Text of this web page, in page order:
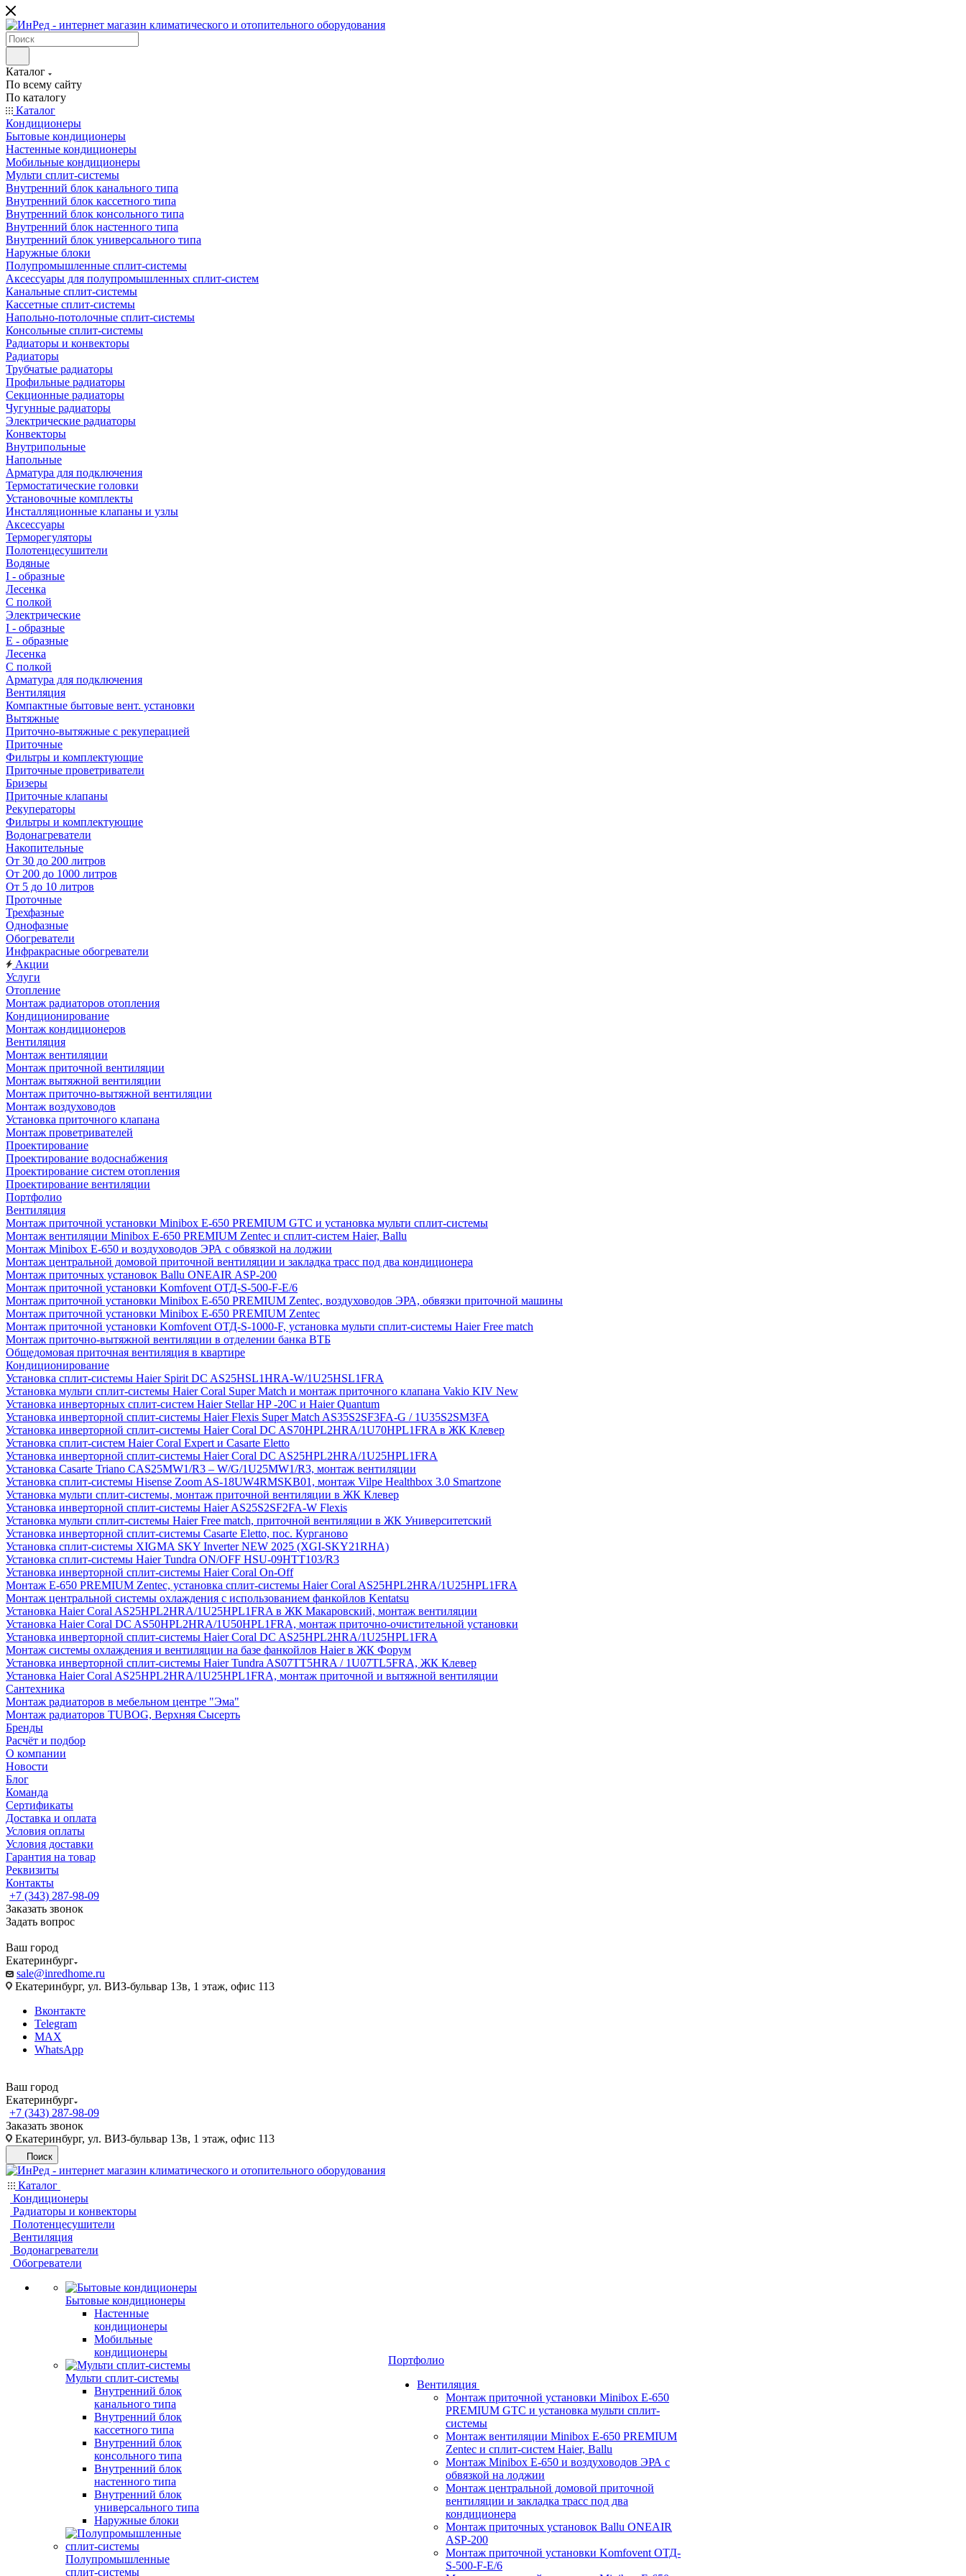
Каталог
По всему сайту
По каталогу
Каталог
Кондиционеры
Бытовые кондиционеры
Настенные кондиционеры
Мобильные кондиционеры
Мульти сплит-системы
Внутренний блок канального типа
Внутренний блок кассетного типа
Внутренний блок консольного типа
Внутренний блок настенного типа
Внутренний блок универсального типа
Наружные блоки
Полупромышленные сплит-системы
Аксессуары для полупромышленных сплит-систем
Канальные сплит-системы
Кассетные сплит-системы
Напольно-потолочные сплит-системы
Консольные сплит-системы
Радиаторы и конвекторы
Радиаторы
Трубчатые радиаторы
Профильные радиаторы
Секционные радиаторы
Чугунные радиаторы
Электрические радиаторы
Конвекторы
Внутрипольные
Напольные
Арматура для подключения
Термостатические головки
Установочные комплекты
Инсталляционные клапаны и узлы
Аксессуары
Терморегуляторы
Полотенцесушители
Водяные
I - образные
Лесенка
С полкой
Электрические
I - образные
E - образные
Лесенка
С полкой
Арматура для подключения
Вентиляция
Компактные бытовые вент. установки
Вытяжные
Приточно-вытяжные с рекуперацией
Приточные
Фильтры и комплектующие
Приточные проветриватели
Бризеры
Приточные клапаны
Рекуператоры
Фильтры и комплектующие
Водонагреватели
Накопительные
От 30 до 200 литров
От 200 до 1000 литров
От 5 до 10 литров
Проточные
Трехфазные
Однофазные
Обогреватели
Инфракрасные обогреватели
Акции
Услуги
Отопление
Монтаж радиаторов отопления
Кондиционирование
Монтаж кондиционеров
Вентиляция
Монтаж вентиляции
Монтаж приточной вентиляции
Монтаж вытяжной вентиляции
Монтаж приточно-вытяжной вентиляции
Монтаж воздуховодов
Установка приточного клапана
Монтаж проветривателей
Проектирование
Проектирование водоснабжения
Проектирование систем отопления
Проектирование вентиляции
Портфолио
Вентиляция
Монтаж приточной установки Minibox E-650 PREMIUM GTC и установка мульти сплит-системы
Монтаж вентиляции Minibox E-650 PREMIUM Zentec и сплит-систем Haier, Ballu
Монтаж Minibox E-650 и воздуховодов ЭРА с обвязкой на лоджии
Монтаж центральной домовой приточной вентиляции и закладка трасс под два кондиционера
Монтаж приточных установок Ballu ONEAIR ASP-200
Монтаж приточной установки Komfovent ОТД-S-500-F-E/6
Монтаж приточной установки Minibox E-650 PREMIUM Zentec, воздуховодов ЭРА, обвязки приточной машины
Монтаж приточной установки Minibox E-650 PREMIUM Zentec
Монтаж приточной установки Komfovent ОТД-S-1000-F, установка мульти сплит-системы Haier Free match
Монтаж приточно-вытяжной вентиляции в отделении банка ВТБ
Общедомовая приточная вентиляция в квартире
Кондиционирование
Установка сплит-системы Haier Spirit DC AS25HSL1HRA-W/1U25HSL1FRA
Установка мульти сплит-системы Haier Coral Super Match и монтаж приточного клапана Vakio KIV New
Установка инверторных сплит-систем Haier Stellar HP -20С и Haier Quantum
Установка инверторной сплит-системы Haier Flexis Super Match AS35S2SF3FA-G / 1U35S2SM3FA
Установка инверторной сплит-системы Haier Coral DC AS70HPL2HRA/1U70HPL1FRA в ЖК Клевер
Установка сплит-систем Haier Coral Expert и Casarte Eletto
Установка инверторной сплит-системы Haier Coral DC AS25HPL2HRA/1U25HPL1FRA
Установка Casarte Triano CAS25MW1/R3 – W/G/1U25MW1/R3, монтаж вентиляции
Установка сплит-системы Hisense Zoom AS-18UW4RMSKB01, монтаж Vilpe Healthbox 3.0 Smartzone
Установка мульти сплит-системы, монтаж приточной вентиляции в ЖК Клевер
Установка инверторной сплит-системы Haier AS25S2SF2FA-W Flexis
Установка мульти сплит-системы Haier Free match, приточной вентиляции в ЖК Университетский
Установка инверторной сплит-системы Casarte Eletto, пос. Курганово
Установка сплит-системы XIGMA SKY Inverter NEW 2025 (XGI-SKY21RHA)
Установка сплит-системы Haier Tundra ON/OFF HSU-09HTT103/R3
Установка инверторной сплит-системы Haier Coral On-Off
Монтаж E-650 PREMIUM Zentec, установка сплит-системы Haier Coral AS25HPL2HRA/1U25HPL1FRA
Монтаж центральной системы охлаждения с использованием фанкойлов Kentatsu
Установка Haier Coral AS25HPL2HRA/1U25HPL1FRA в ЖК Макаровский, монтаж вентиляции
Установка Haier Coral DC AS50HPL2HRA/1U50HPL1FRA, монтаж приточно-очистительной установки
Установка инверторной сплит-системы Haier Coral DC AS25HPL2HRA/1U25HPL1FRA
Монтаж системы охлаждения и вентиляции на базе фанкойлов Haier в ЖК Форум
Установка инверторной сплит-системы Haier Tundra AS07TT5HRA / 1U07TL5FRA, ЖК Клевер
Установка Haier Coral AS25HPL2HRA/1U25HPL1FRA, монтаж приточной и вытяжной вентиляции
Сантехника
Монтаж радиаторов в мебельном центре "Эма"
Монтаж радиаторов TUBOG, Верхняя Сысерть
Бренды
Расчёт и подбор
О компании
Новости
Блог
Команда
Сертификаты
Доставка и оплата
Условия оплаты
Условия доставки
Гарантия на товар
Реквизиты
Контакты
+7 (343) 287-98-09
Заказать звонок
Задать вопрос
Ваш город
Екатеринбург
sale@inredhome.ru
Екатеринбург, ул. ВИЗ-бульвар 13в, 1 этаж, офис 113
Вконтакте
Telegram
MAX
WhatsApp
Ваш город
Екатеринбург
+7 (343) 287-98-09
Заказать звонок
Екатеринбург, ул. ВИЗ-бульвар 13в, 1 этаж, офис 113
Поиск
Каталог
Кондиционеры
Радиаторы и конвекторы
Полотенцесушители
Вентиляция
Водонагреватели
Обогреватели
Бытовые кондиционеры
Настенные
кондиционеры
Мобильные
кондиционеры
Мульти сплит-системы
Внутренний блок
канального типа
Внутренний блок
кассетного типа
Внутренний блок
консольного типа
Внутренний блок
настенного типа
Внутренний блок
универсального типа
Наружные блоки
Полупромышленные
сплит-системы
Портфолио
Вентиляция
Монтаж приточной установки Minibox E-650
PREMIUM GTC и установка мульти сплит-
системы
Монтаж вентиляции Minibox E-650 PREMIUM
Zentec и сплит-систем Haier, Ballu
Монтаж Minibox E-650 и воздуховодов ЭРА с
обвязкой на лоджии
Монтаж центральной домовой приточной
вентиляции и закладка трасс под два
кондиционера
Монтаж приточных установок Ballu ONEAIR
ASP-200
Монтаж приточной установки Komfovent ОТД-
S-500-F-E/6